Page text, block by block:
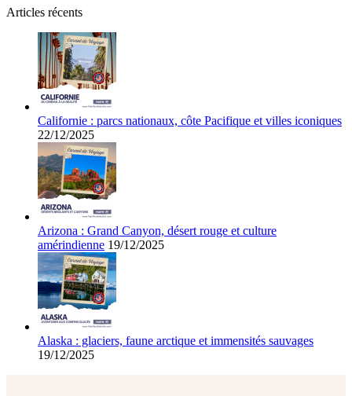
Articles récents
Californie : parcs nationaux, côte Pacifique et villes iconiques
22/12/2025
Arizona : Grand Canyon, désert rouge et culture
amérindienne 19/12/2025
Alaska : glaciers, faune arctique et immensités sauvages
19/12/2025